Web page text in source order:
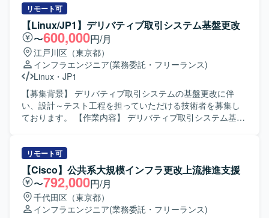
等のドキュメント・タスク管理ツール
ど ・スクリプト：Powershell、bat、vbs
し、その運用および実施を行っていただきます。 ・ソース
コード管理および運用標準化（GitHubの運用ルール策定な
ど）を推進していただきます。 ・CI／CDパイプラインの改
善および自動化を行っていただきます。 ・自社プロダクト
を顧客へ導入する際のプロセス標準化に取り組んでいただ
きます。 ・開発環境、結合環境、本番環境および各種デー
タベース環境の構築を担当していただきます。 ・本番環境
へのリリース作業を実施していただきます。 ・SSOやトー
クン管理などを含むセキュリティ設計に携わっていただき
ます。 【求める人物像】 ・サービスの安定運用と継続的な
ことに前向きに取り組んでいただける方を歓迎いたしま
す。 【ポジションの魅力】 ・貿易書類に特化したクラウド
サービスのSREとして、アーキテクチャ改善から運用標準
化まで幅広い領域に関わることができます。 ・プロダクト
の成長フェーズにおいて、サービス品質や開発プロセスの
基盤づくりに中心メンバーとして参画いただけます。 【開
リモート可
【Linux/JP1】デリバティブ取引システム基盤更改
〜600,000円/月
江戸川区（東京都）
インフラエンジニア(業務委託・フリーランス)
Linux ・ JP1
【募集背景】 デリバティブ取引システムの基盤更改に伴
い、設計～テスト工程を担っていただける技術者を募集し
ております。 【作業内容】 デリバティブ取引システム基盤
は他チームが担当するため、主に要件を踏まえた設計書作
成、パッケージを含む設定内容の検討・レビュー、JP1を含
むジョブ設計の検討、各種テスト計画・テスト仕様書作成
およびテスト実施・結果検証などを行っていただきます。
【求める人物像】 関係者と円滑にコミュニケーションを取
りながら業務を進めていただける方を求めております。自
リモート可
【Cisco】公共系大規模インフラ更改上流推進支援
〜792,000円/月
千代田区（東京都）
インフラエンジニア(業務委託・フリーランス)